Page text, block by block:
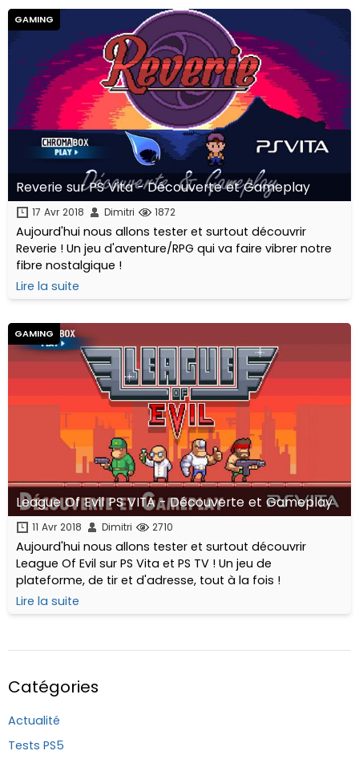
GAMING
Reverie sur PS Vita - Découverte et Gameplay
17 Avr 2018 Dimitri 1872
Aujourd'hui nous allons tester et surtout découvrir
Reverie ! Un jeu d'aventure/RPG qui va faire vibrer notre
fibre nostalgique !
Lire la suite
GAMING
League Of Evil PS VITA - Découverte et Gameplay
11 Avr 2018 Dimitri 2710
Aujourd'hui nous allons tester et surtout découvrir
League Of Evil sur PS Vita et PS TV ! Un jeu de
plateforme, de tir et d'adresse, tout à la fois !
Lire la suite
Catégories
Actualité
Tests PS5